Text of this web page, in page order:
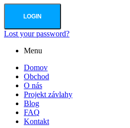
LOGIN
Lost your password?
Menu
Domov
Obchod
O nás
Projekt závlahy
Blog
FAQ
Kontakt